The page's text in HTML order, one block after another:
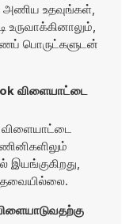
அணிய உதவுங்கள்,
பொருட்களுடன்
விளையாட்டை
விளையாட்டை
இயங்குகிறது,